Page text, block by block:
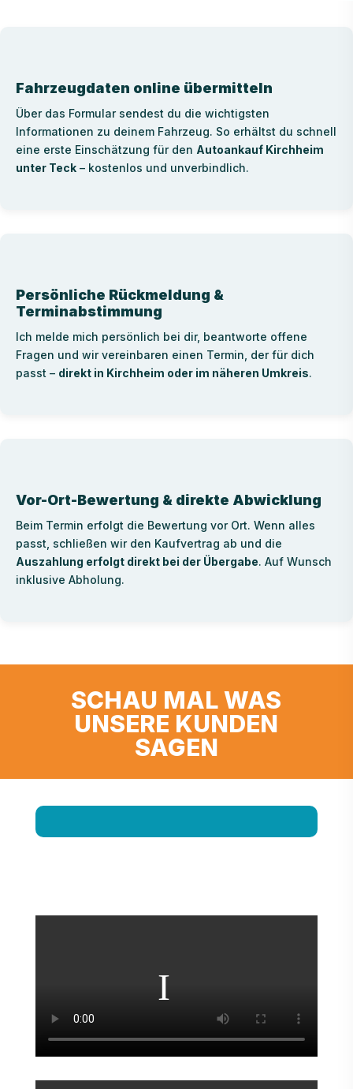
Fahrzeugdaten online übermitteln
Über das Formular sendest du die wichtigsten
Informationen zu deinem Fahrzeug. So erhältst du schnell
eine erste Einschätzung für den Autoankauf Kirchheim
unter Teck – kostenlos und unverbindlich.
Persönliche Rückmeldung &
Terminabstimmung
Ich melde mich persönlich bei dir, beantworte offene
Fragen und wir vereinbaren einen Termin, der für dich
passt – direkt in Kirchheim oder im näheren Umkreis.
Vor-Ort-Bewertung & direkte Abwicklung
Beim Termin erfolgt die Bewertung vor Ort. Wenn alles
passt, schließen wir den Kaufvertrag ab und die
Auszahlung erfolgt direkt bei der Übergabe. Auf Wunsch
inklusive Abholung.
SCHAU MAL WAS
UNSERE KUNDEN
SAGEN